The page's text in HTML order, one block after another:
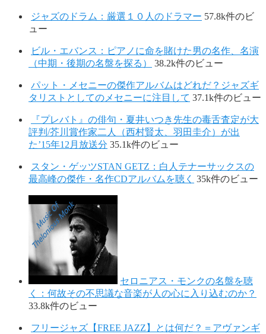
ジャズのドラム：厳選１０人のドラマー 57.8k件のビ
ュー
ビル・エバンス：ピアノに命を賭けた男の名作、名演
（中期・後期の名盤を探る）
38.2k件のビュー
パット・メセニーの傑作アルバムはどれだ？ジャズギ
タリストとしてのメセニーに注目して 37.1k件のビュー
『プレバト』の俳句・夏井いつき先生の毒舌査定が大
評判/芥川賞作家二人（西村賢太、羽田圭介）が出
た’15年12月放送分 35.1k件のビュー
スタン・ゲッツSTAN GETZ：白人テナーサックスの
最高峰の傑作・名作CDアルバムを聴く 35k件のビュー
セロニアス・モンクの名盤を聴
く：何故その不思議な音楽が人の心に入り込むのか？
33.8k件のビュー
フリージャズ【FREE JAZZ】とは何だ？＝アヴァンギ